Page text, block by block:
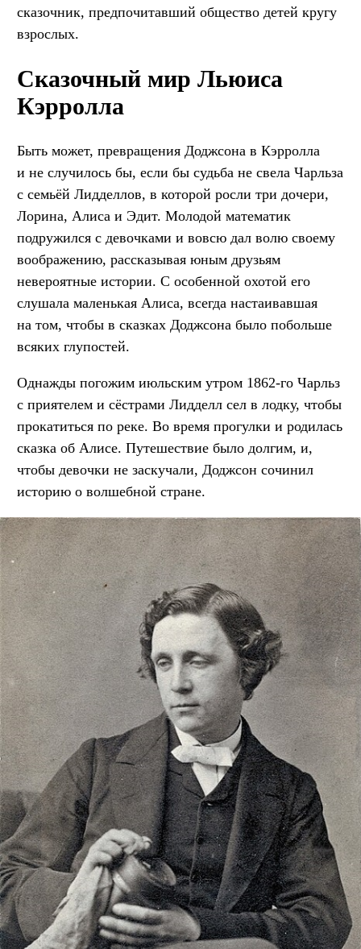
сказочник, предпочитавший общество детей кругу
взрослых.
Сказочный мир Льюиса
Кэрролла
Быть может, превращения Доджсона в Кэрролла
и не случилось бы, если бы судьба не свела Чарльза
с семьёй Лидделлов, в которой росли три дочери,
Лорина, Алиса и Эдит. Молодой математик
подружился с девочками и вовсю дал волю своему
воображению, рассказывая юным друзьям
невероятные истории. С особенной охотой его
слушала маленькая Алиса, всегда настаивавшая
на том, чтобы в сказках Доджсона было побольше
всяких глупостей.
Однажды погожим июльским утром 1862-го Чарльз
с приятелем и сёстрами Лидделл сел в лодку, чтобы
прокатиться по реке. Во время прогулки и родилась
сказка об Алисе. Путешествие было долгим, и,
чтобы девочки не заскучали, Доджсон сочинил
историю о волшебной стране.